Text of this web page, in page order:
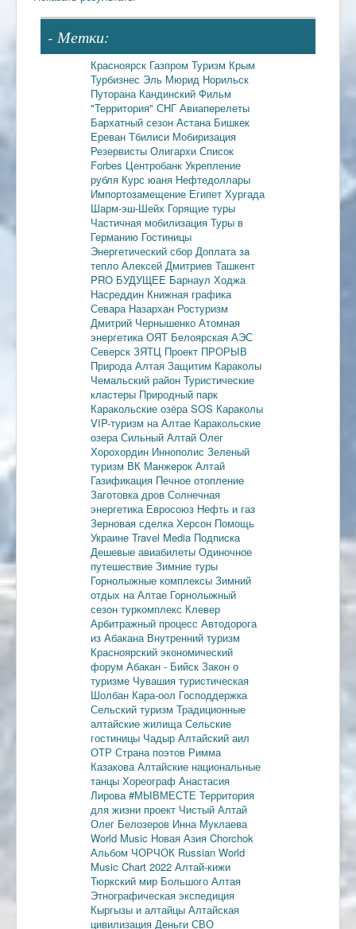
- Метки:
Красноярск Газпром Туризм Крым
Турбизнес Эль Мюрид Норильск
Путорана Кандинский Фильм
"Территория" СНГ Авиаперелеты
Бархатный сезон Астана Бишкек
Ереван Тбилиси Мобиризация
Резервисты Олигархи Список
Forbes Центробанк Укрепление
рубля Курс юаня Нефтедоллары
Импортозамещение Египет Хургада
Шарм-эш-Шейх Горящие туры
Частичная мобилизация Туры в
Германию Гостиницы
Энергетический сбор Доплата за
тепло Алексей Дмитриев Ташкент
PRO БУДУЩЕЕ Барнаул Ходжа
Насреддин Книжная графика
Севара Назархан Ростуризм
Дмитрий Чернышенко Атомная
энергетика ОЯТ Белоярская АЭС
Северск ЗЯТЦ Проект ПРОРЫВ
Природа Алтая Защитим Караколы
Чемальский район Туристические
кластеры Природный парк
Каракольские озёра SOS Караколы
VIP-туризм на Алтае Каракольские
озера Сильный Алтай Олег
Хорохордин Иннополис Зеленый
туризм ВК Манжерок Алтай
Газификация Печное отопление
Заготовка дров Солнечная
энергетика Евросоюз Нефть и газ
Зерновая сделка Херсон Помощь
Украине Travel Media Подписка
Дешевые авиабилеты Одиночное
путешествие Зимние туры
Горнолыжные комплексы Зимний
отдых на Алтае Горнолыжный
сезон туркомплекс Клевер
Арбитражный процесс Автодорога
из Абакана Внутренний туризм
Красноярский экономический
форум Абакан - Бийск Закон о
туризме Чувашия туристическая
Шолбан Кара-оол Господдержка
Сельский туризм Традиционные
алтайские жилища Сельские
гостиницы Чадыр Алтайский аил
ОТР Страна поэтов Римма
Казакова Алтайские национальные
танцы Хореограф Анастасия
Лирова #МЫВМЕСТЕ Территория
для жизни проект Чистый Алтай
Олег Белозеров Инна Муклаева
World Music Новая Азия Chorchok
Альбом ЧОРЧОК Russian World
Music Chart 2022 Алтай-кижи
Тюркский мир Большого Алтая
Этнографическая экспедиция
Кыргызы и алтайцы Алтайская
цивилизация Деньги СВО